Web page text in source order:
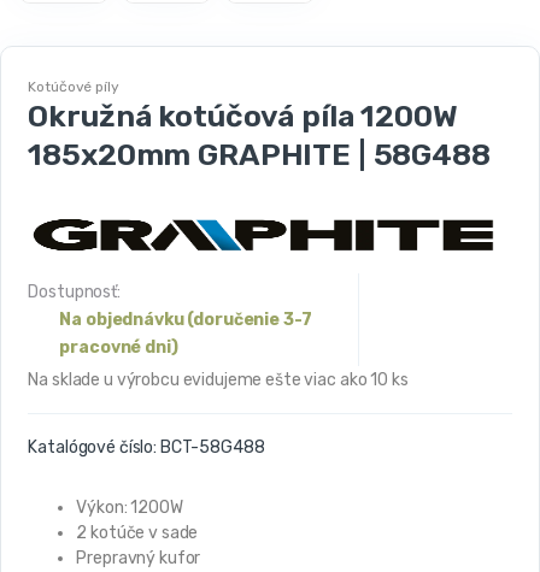
Kotúčové píly
Okružná kotúčová píla 1200W
185x20mm GRAPHITE | 58G488
Dostupnosť:
Na objednávku (doručenie 3-7
pracovné dni)
Na sklade u výrobcu evidujeme ešte viac ako 10 ks
Katalógové číslo: BCT-58G488
Výkon: 1200W
2 kotúče v sade
Prepravný kufor